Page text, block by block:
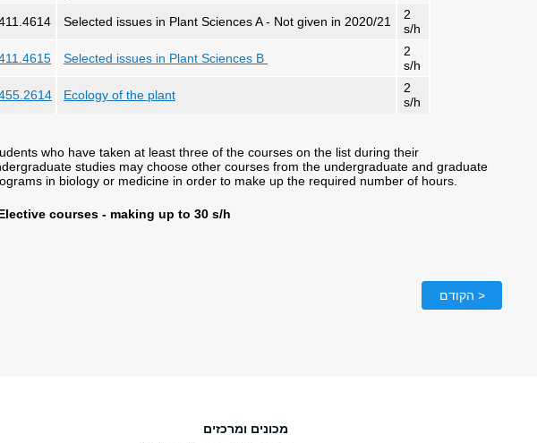
Selected issues in Plant Sciences A - Not given in 2020/21
2
s/h
Selected issues in Plant Sciences B
2
s/h
Ecology of the plant
2
s/h
who have taken at least three of the courses on the list during their
studies may choose other courses from the undergraduate and graduate
in biology or medicine in order to make up the required number of hours.
courses - making up to 30 s/h
< הקודם
מכונים ומרכזים